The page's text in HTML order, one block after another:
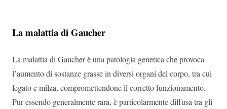
La malattia di Gaucher
La malattia di Gaucher è una patologia genetica che provoca
l’aumento di sostanze grasse in diversi organi del corpo, tra cui
fegato e milza, compromettendone il corretto funzionamento.
Pur essendo generalmente rara, è particolarmente diffusa tra gli